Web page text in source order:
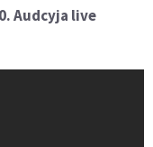
Audcyja live